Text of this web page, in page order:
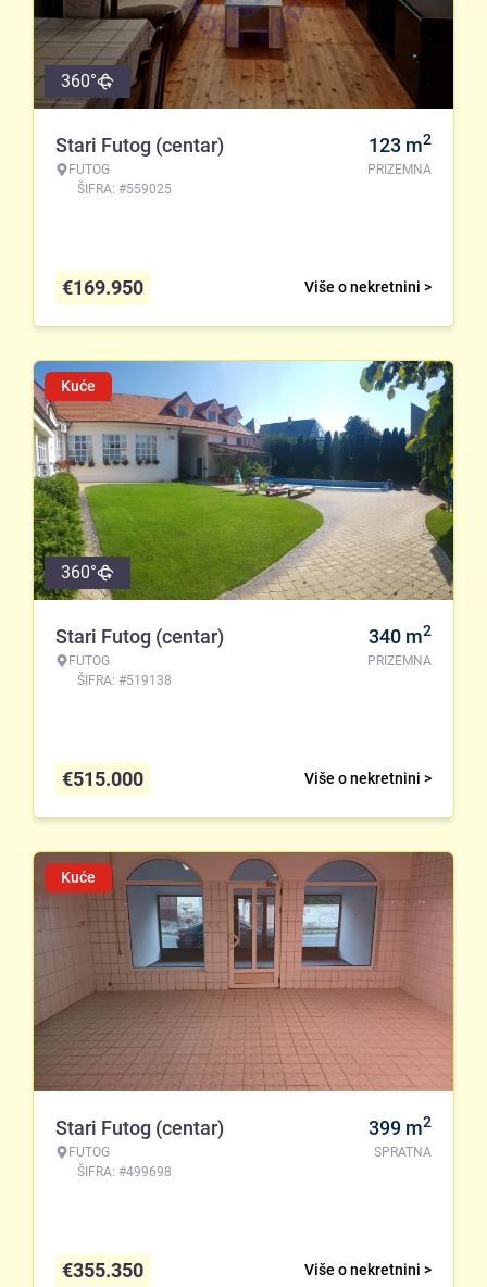
360°
Stari Futog (centar)
FUTOG
ŠIFRA: #559025
123 m2
PRIZEMNA
Više o nekretnini >
€169.950
Kuće
360°
Stari Futog (centar)
FUTOG
ŠIFRA: #519138
340 m2
PRIZEMNA
Više o nekretnini >
€515.000
Kuće
Stari Futog (centar)
FUTOG
ŠIFRA: #499698
399 m2
SPRATNA
Više o nekretnini >
€355.350